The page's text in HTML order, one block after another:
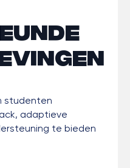
studenten
adaptieve
te bieden